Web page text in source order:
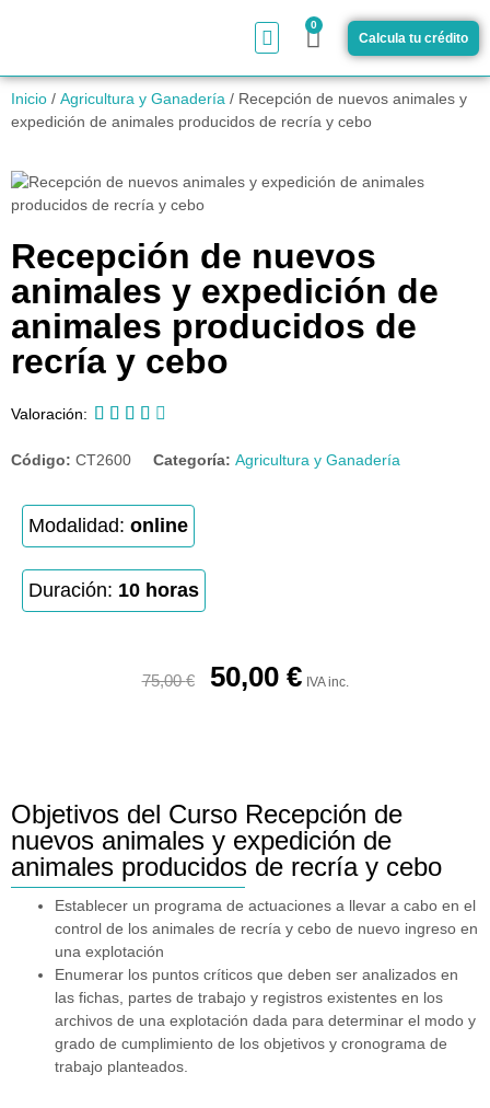
0
Calcula tu crédito
Inicio / Agricultura y Ganadería / Recepción de nuevos animales y
expedición de animales producidos de recría y cebo
Recepción de nuevos
animales y expedición de
animales producidos de
recría y cebo
Valoración:     
Código: CT2600 Categoría: Agricultura y Ganadería
Modalidad: online
Duración: 10 horas
75,00€ 50,00 € IVA inc.
Objetivos del Curso Recepción de
nuevos animales y expedición de
animales producidos de recría y cebo
Establecer un programa de actuaciones a llevar a cabo en el
control de los animales de recría y cebo de nuevo ingreso en
una explotación
Enumerar los puntos críticos que deben ser analizados en
las fichas, partes de trabajo y registros existentes en los
archivos de una explotación dada para determinar el modo y
grado de cumplimiento de los objetivos y cronograma de
trabajo planteados.